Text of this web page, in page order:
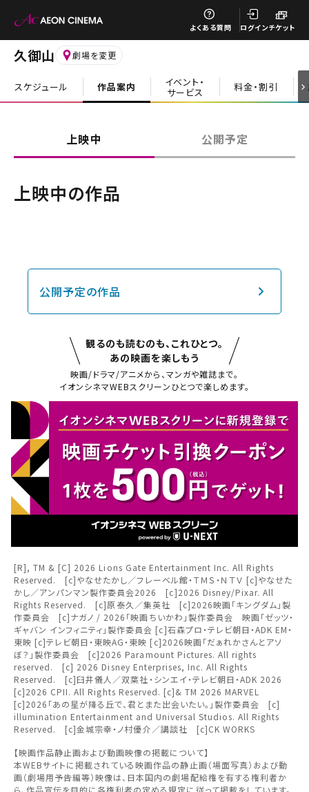
よくある質問 ログインチケット
閉じる
チケット購入
チケットの購入は下記リンクより、ご覧になりたい作品を選
択しご購入ください。
上映スケジュールを確認する
その他の劇場を選ぶ
無料のワタシアターライト会員もあります。
予約を確認・変更する
チケットの予約状況の確認及び予約を変更したい場合は、
下記リンクよりご確認ください。
予約を確認する
久御山 劇場を変更
スケジュール 作品案内 イベント・
サービス 料金・割引
閉じる
お近くの劇場から選ぶ
京都桂川
草津
都道府県から選ぶ
北海道
東北
関東
北越
中部
上映中 公開予定
上映中の作品
公開予定の作品
観るのも読むのも、これひとつ。
あの映画を楽しもう
映画/ドラマ/アニメから、マンガや雑誌まで。
イオンシネマWEBスクリーンひとつで楽しめます。
[R], TM & [C] 2026 Lions Gate Entertainment Inc. All Rights
Reserved. [c]やなせたかし／フレーベル館・ＴＭＳ・ＮＴＶ [c]やなせた
かし／アンパンマン製作委員会2026 [c]2026 Disney/Pixar. All
Rights Reserved. [c]原泰久／集英社 [c]2026映画「キングダム」製
作委員会 [c]ナガノ / 2026「映画ちいかわ」製作委員会 映画「ゼッツ・
ギャバン インフィニティ」製作委員会 [c]石森プロ・テレビ朝日・ADK EM・
東映 [c]テレビ朝日・東映AG・東映 [c]2026映画「だぁれかさんとアソ
ぼ？」製作委員会 [c]2026 Paramount Pictures. All rights
reserved. [c] 2026 Disney Enterprises, Inc. All Rights
Reserved. [c]臼井儀人／双葉社・シンエイ・テレビ朝日・ADK 2026
[c]2026 CPII. All Rights Reserved. [c]& TM 2026 MARVEL
[c]2026「あの星が降る丘で、君とまた出会いたい。」製作委員会 [c]
illumination Entertainment and Universal Studios. All Rights
Reserved. [c]金城宗幸・ノ村優介／講談社 [c]CK WORKS
【映画作品静止画および動画映像の掲載について】
本WEBサイトに掲載されている映画作品の静止画（場面写真）および動
画（劇場用予告編等）映像は、日本国内の劇場配給権を有する権利者か
閉じる
閉じる
閉じる
劇場を変更しますか？
劇場を変更すると、STEP2以降で選択いただいた情報は解除
されます。
変更しないで続ける 変更する
閉じる
閉じる
上映日を変更しますか？
上映日を変更すると、STEP3以降で選択いただいた情報は解
除されます。
変更しないで続ける 変更する
閉じる
閉じる
みたい機能のご利用には
ワタシアター会員へのご登録が必要です。
ワタシアター会員へのログイン・ご登録はこちら
閉じる